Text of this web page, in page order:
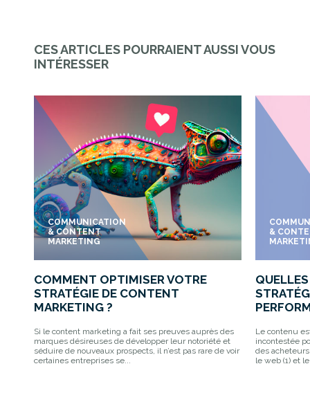
CES ARTICLES POURRAIENT AUSSI VOUS
INTÉRESSER
COMMUNICATION
& CONTENT
MARKETING
COMMENT OPTIMISER VOTRE
STRATÉGIE DE CONTENT
MARKETING ?
Si le content marketing a fait ses preuves auprès des
marques désireuses de développer leur notoriété et
séduire de nouveaux prospects, il n’est pas rare de voir
certaines entreprises se...
&
Le contenu
incontestée
des
le web (1) et